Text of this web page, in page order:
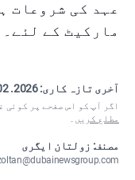
عہد کی شروعات
مارکیٹ کے لئے۔
آخری تازہ کاری:2026. 02. 14 23:15
اگر آپ کو اس صفحے پر کوئی
مطلع کریں ۔
مصنف: زولتان ایگری